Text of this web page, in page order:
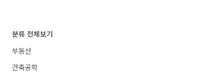
분류 전체보기
부동산
건축공학